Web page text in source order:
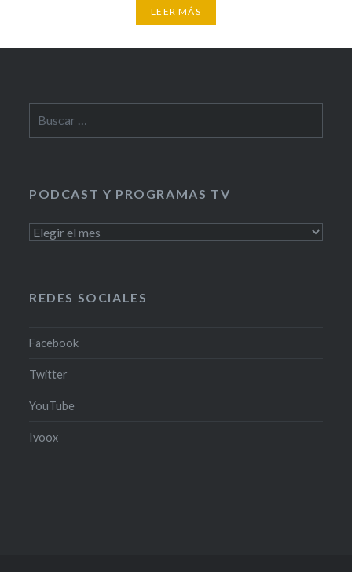
LEER MÁS
PODCAST Y PROGRAMAS TV
PODCAST
REDES SOCIALES
Facebook
Twitter
YouTube
Ivoox